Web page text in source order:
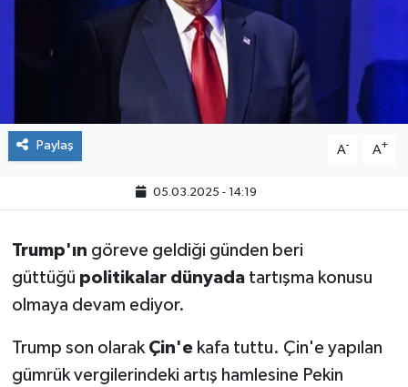
Paylaş A- A+
05.03.2025 - 14:19
Trump'ın göreve geldiği günden beri
güttüğü politikalar dünyada tartışma konusu
olmaya devam ediyor.
Trump son olarak Çin'e kafa tuttu. Çin'e yapılan
gümrük vergilerindeki artış hamlesine Pekin